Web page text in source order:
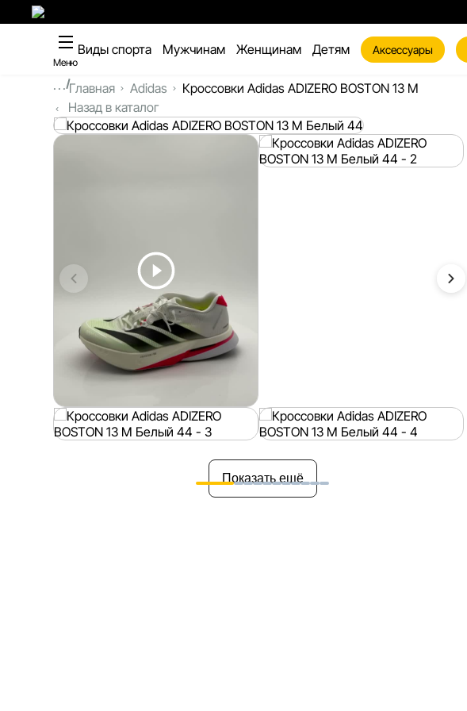
Меню
Виды спорта Мужчинам Женщинам Детям Аксессуары
...Главная Adidas
Кроссовки Adidas ADIZERO BOSTON 13 M
Назад в каталог
Показать ещё